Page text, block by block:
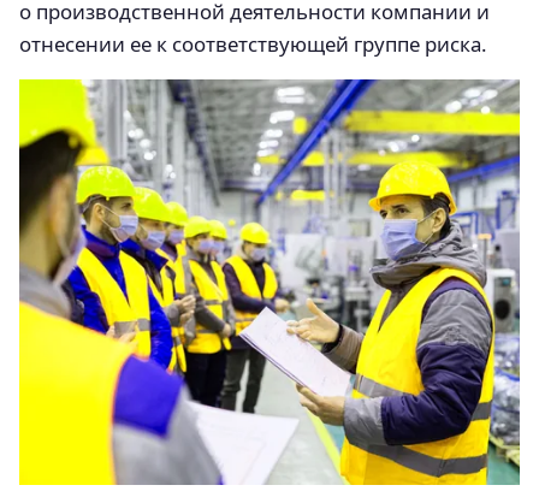
о производственной деятельности компании и
отнесении ее к соответствующей группе риска.